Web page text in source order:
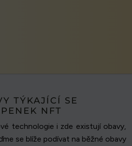
TÝKAJÍCÍ SE
NFT
technologie i zde existují obavy,
se blíže podívat na běžné obavy